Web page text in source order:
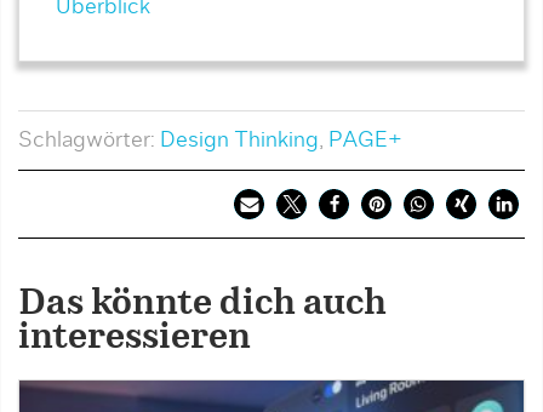
Überblick
Schlagwörter: Design Thinking, PAGE+
Das könnte dich auch
interessieren